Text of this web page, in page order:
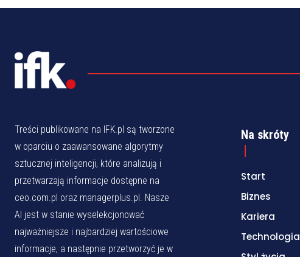
Treści publikowane na IFK.pl są tworzone
w oparciu o zaawansowane algorytmy
sztucznej inteligencji, które analizują i
przetwarzają informacje dostępne na
ceo.com.pl oraz managerplus.pl. Nasze
AI jest w stanie wyselekcjonować
najważniejsze i najbardziej wartościowe
informacje, a następnie przetworzyć je w
Na skróty
Start
Biznes
Kariera
Technologia